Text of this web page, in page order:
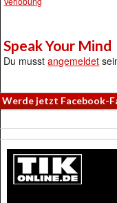
Speak Your Mind
Du musstangemeldet
Werde jetzt Facebook-